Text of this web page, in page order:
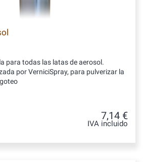
para todas las latas de aerosol.
por VerniciSpray, para pulverizar la
7,14 €
IVA incluido